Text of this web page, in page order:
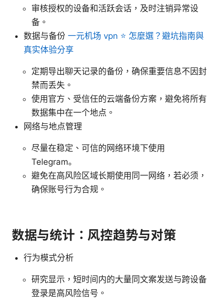
审核授权的设备和活跃会话，及时注销异常设
备。
数据与备份 一元机场 vpn ⭐ 怎麼選？避坑指南與
真实体验分享
定期导出聊天记录的备份，确保重要信息不因封
禁而丢失。
使用官方、受信任的云端备份方案，避免将所有
数据集中在一个地点。
网络与地点管理
尽量在稳定、可信的网络环境下使用
Telegram。
避免在高风险区域长期使用同一网络，若必须，
确保账号行为合规。
数据与统计：风控趋势与对策
行为模式分析
研究显示，短时间内的大量同文案发送与跨设备
登录是高风险信号。